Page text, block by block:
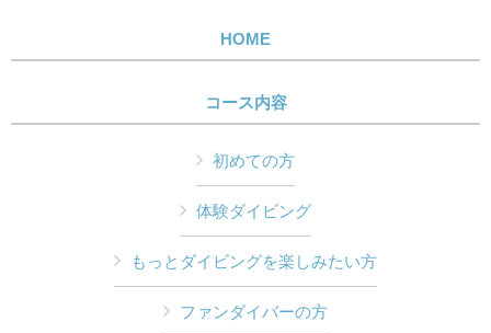
HOME
コース内容
初めての方
体験ダイビング
もっとダイビングを楽しみたい方
ファンダイバーの方